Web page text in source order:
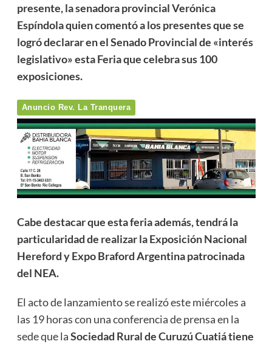
presente, la senadora provincial Verónica
Espíndola quien comentó a los presentes que se
logró declarar en el Senado Provincial de «interés
legislativo» esta Feria que celebra sus 100
exposiciones.
Anuncio Rev. La Tranquera
Cabe destacar que esta feria además, tendrá la
particularidad de realizar la Exposición Nacional
Hereford y Expo Braford Argentina patrocinada
del NEA.
El acto de lanzamiento se realizó este miércoles a
las 19 horas con una conferencia de prensa en la
sede que laSociedad Rural de Curuzú Cuatiá tiene